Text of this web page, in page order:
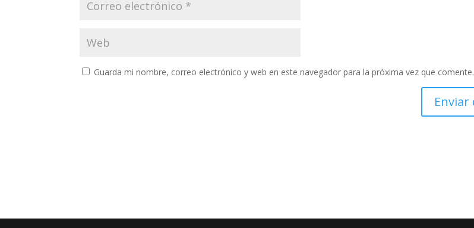
Guarda mi nombre, correo electrónico y web en este navegador para la próxima vez que comente.